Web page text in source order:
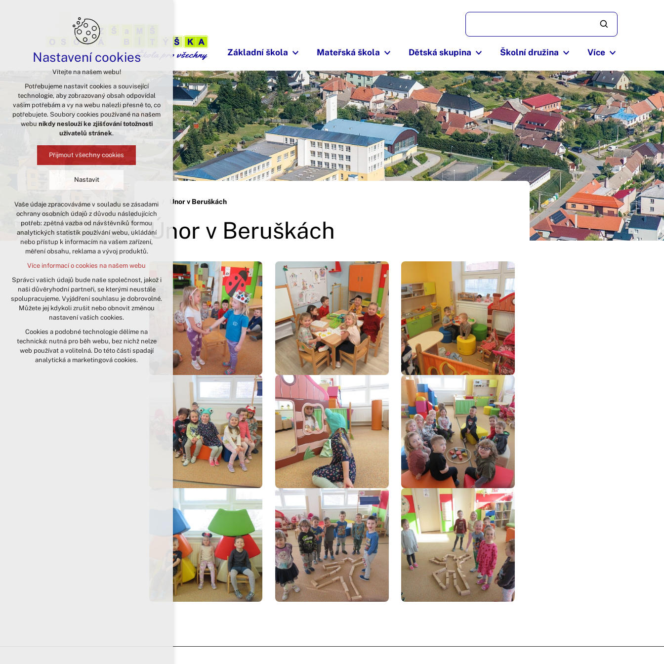
Základní škola Mateřská škola Dětská skupina Školní družina Více
Únor v Beruškách
Únor v Beruškách
Nastavení cookies
Vítejte na našem webu!
Potřebujeme nastavit cookies a související
technologie, aby zobrazovaný obsah odpovídal
vašim potřebám a vy na webu nalezli přesně to, co
potřebujete. Soubory cookies používané na našem
webu nikdy neslouží ke zjišťování totožnosti
uživatelů stránek.
Přijmout všechny cookies
Nastavit
Technická cookies
nutná pro provozování webu
udržení kontextu stránek (session):
případná přihlášení, volby jazyka, apod.
analytická pro anonymizované
vyhodnocení návštěvnosti
marketingová cookies (Google)
Více informací o cookies na našem webu
Přijmout všechny cookies
Odmítnout vše
Vaše údaje zpracováváme v souladu se zásadami
ochrany osobních údajů z důvodu následujících
potřeb: zpětná vazba od návštěvníků formou
analytických statistik používání webu, ukládání
nebo přístup k informacím na vašem zařízení,
měření obsahu, reklama a vývoj produktů.
Více informací o cookies na našem webu
Správci vašich údajů bude naše společnost, jakož i
naši důvěryhodní partneři, se kterými neustále
spolupracujeme. Vyjádření souhlasu je dobrovolné.
Můžete jej kdykoli zrušit nebo obnovit změnou
nastavení vašich cookies.
Cookies a podobné technologie dělíme na
technická: nutná pro běh webu, bez nichž nelze
web používat a volitelná. Do této části spadají
analytická a marketingová cookies.